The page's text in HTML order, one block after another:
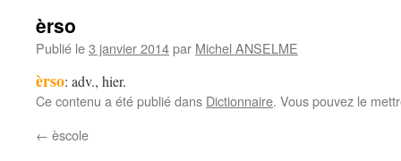
èrso
Publié le3 janvier 2014par Michel ANSELME
èrso: adv., hier.
Ce contenu a été publié dans Dictionnaire. Vous pouvez le
← èscole